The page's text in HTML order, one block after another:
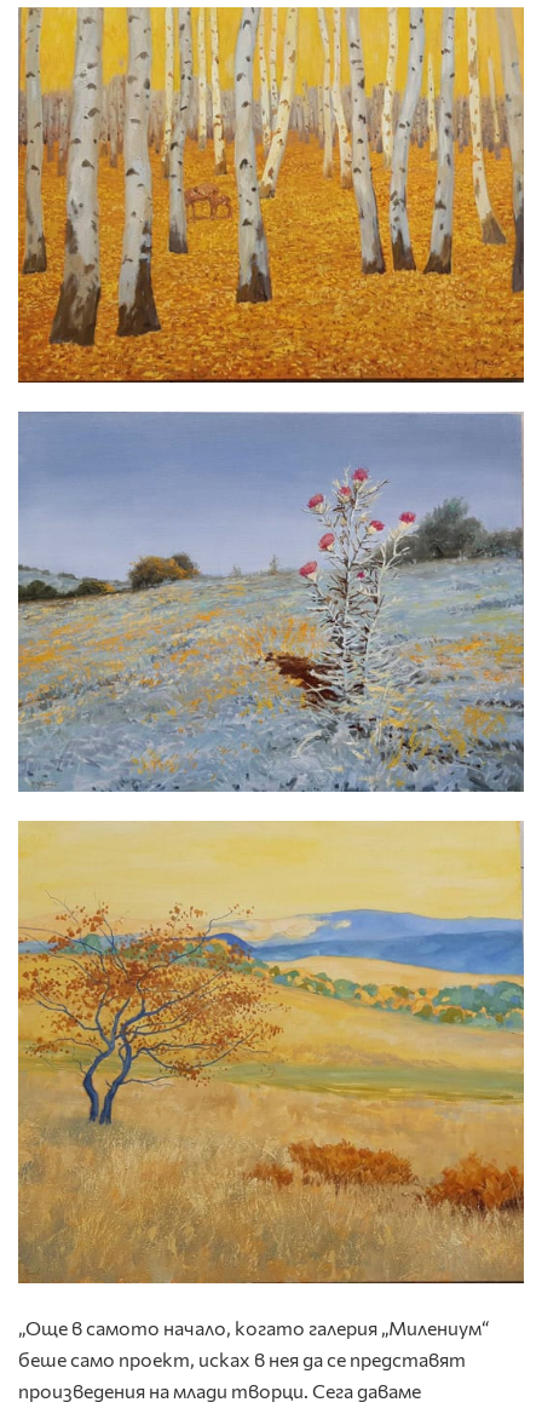
„Още в самото начало, когато галерия „Милениум“
беше само проект, исках в нея да се представят
произведения на млади творци. Сега даваме